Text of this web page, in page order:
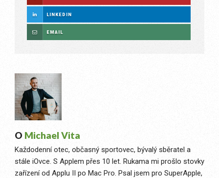
LINKEDIN
EMAIL
O Michael Vita
Každodenní otec, občasný sportovec, bývalý sběratel a
stále iOvce. S Applem přes 10 let. Rukama mi prošlo stovky
zařízení od Applu II po Mac Pro. Psal jsem pro SuperApple,